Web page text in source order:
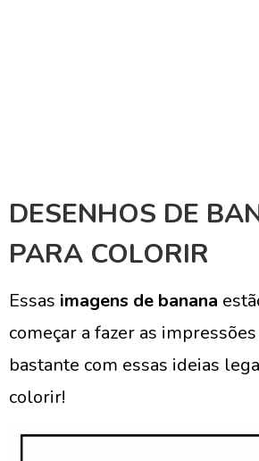
DESENHOS DE
PARA COLORIR
Essas imagens de banana
começar a fazer as
bastante com essas ideias
colorir!